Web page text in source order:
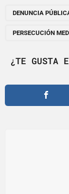
i
o
DENUNCIA
PERSECUCIÓN
¿TE GUSTA